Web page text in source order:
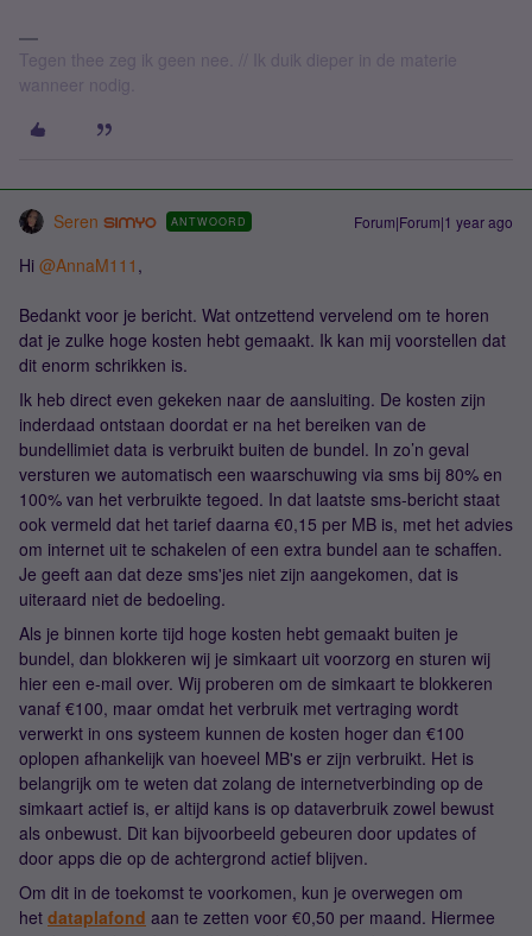
Tegen thee zeg ik geen nee. // Ik duik dieper in de materie
wanneer nodig.
Seren ANTWOORD Forum|Forum|1 year ago
Hi ​ @AnnaM111 ,
Bedankt voor je bericht. Wat ontzettend vervelend om te horen
dat je zulke hoge kosten hebt gemaakt. Ik kan mij voorstellen dat
dit enorm schrikken is.
Ik heb direct even gekeken naar de aansluiting. De kosten zijn
inderdaad ontstaan doordat er na het bereiken van de
bundellimiet data is verbruikt buiten de bundel. In zo’n geval
versturen we automatisch een waarschuwing via sms bij 80% en
100% van het verbruikte tegoed. In dat laatste sms-bericht staat
ook vermeld dat het tarief daarna €0,15 per MB is, met het advies
om internet uit te schakelen of een extra bundel aan te schaffen.
Je geeft aan dat deze sms'jes niet zijn aangekomen, dat is
uiteraard niet de bedoeling.
Als je binnen korte tijd hoge kosten hebt gemaakt buiten je
bundel, dan blokkeren wij je simkaart uit voorzorg en sturen wij
hier een e-mail over. Wij proberen om de simkaart te blokkeren
vanaf €100, maar omdat het verbruik met vertraging wordt
verwerkt in ons systeem kunnen de kosten hoger dan €100
oplopen afhankelijk van hoeveel MB's er zijn verbruikt. Het is
belangrijk om te weten dat zolang de internetverbinding op de
simkaart actief is, er altijd kans is op dataverbruik zowel bewust
als onbewust. Dit kan bijvoorbeeld gebeuren door updates of
door apps die op de achtergrond actief blijven.
Om dit in de toekomst te voorkomen, kun je overwegen om
het dataplafond aan te zetten voor €0,50 per maand. Hiermee